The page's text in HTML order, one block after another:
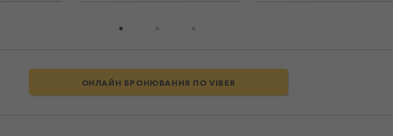
ОНЛАЙН БРОНЮВАННЯ ПО VIBER